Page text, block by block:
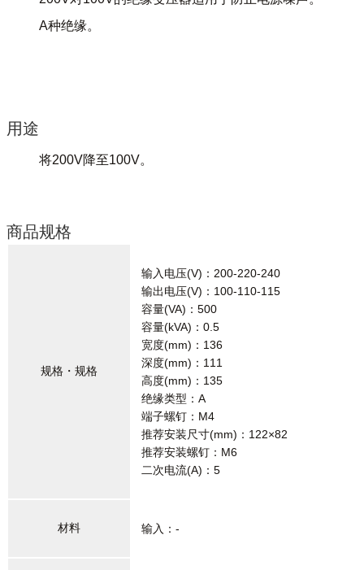
A种绝缘。
用途
将200V降至100V。
商品规格
规格・规格
输入电压(V)：200-220-240
输出电压(V)：100-110-115
容量(VA)：500
容量(kVA)：0.5
宽度(mm)：136
深度(mm)：111
高度(mm)：135
绝缘类型：A
端子螺钉：M4
推荐安装尺寸(mm)：122×82
推荐安装螺钉：M6
二次电流(A)：5
材料 输入：-